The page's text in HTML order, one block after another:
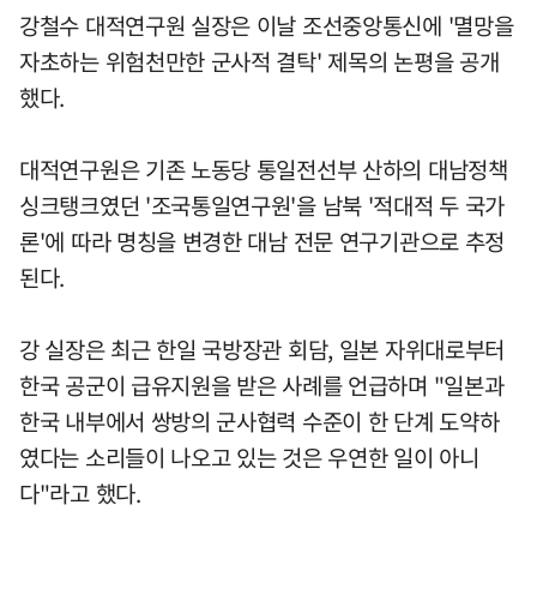
강철수 대적연구원 실장은 이날 조선중앙통신에 '멸망을
자초하는 위험천만한 군사적 결탁' 제목의 논평을 공개
했다.
대적연구원은 기존 노동당 통일전선부 산하의 대남정책
싱크탱크였던 '조국통일연구원'을 남북 '적대적 두 국가
론'에 따라 명칭을 변경한 대남 전문 연구기관으로 추정
된다.
강 실장은 최근 한일 국방장관 회담, 일본 자위대로부터
한국 공군이 급유지원을 받은 사례를 언급하며 "일본과
한국 내부에서 쌍방의 군사협력 수준이 한 단계 도약하
였다는 소리들이 나오고 있는 것은 우연한 일이 아니
다"라고 했다.